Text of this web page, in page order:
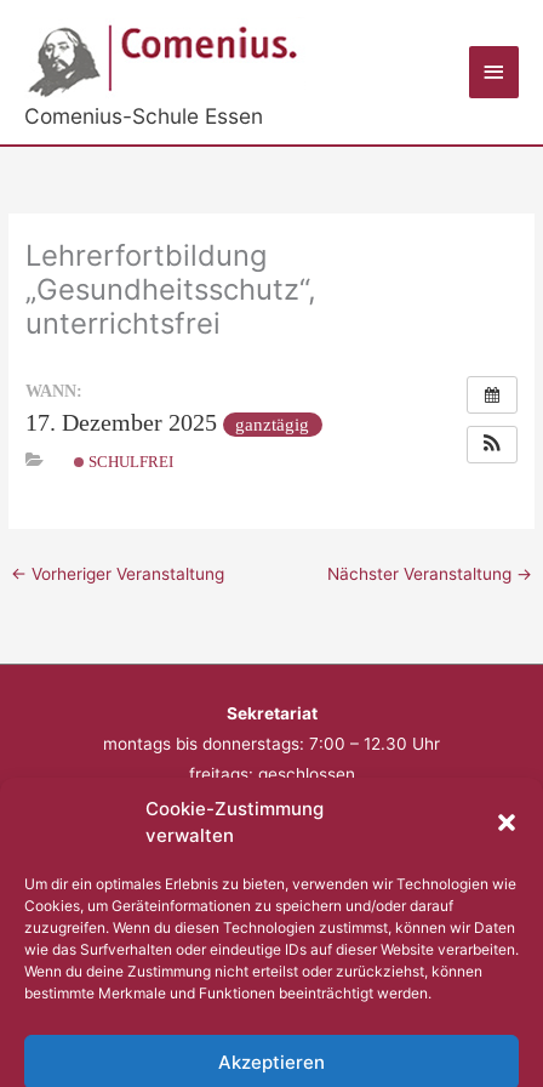
Cookie-Zustimmung
verwalten
Um dir ein optimales Erlebnis zu bieten, verwenden wir Technologien wie
Cookies, um Geräteinformationen zu speichern und/oder darauf
zuzugreifen. Wenn du diesen Technologien zustimmst, können wir Daten
wie das Surfverhalten oder eindeutige IDs auf dieser Website verarbeiten.
Wenn du deine Zustimmung nicht erteilst oder zurückziehst, können
bestimmte Merkmale und Funktionen beeinträchtigt werden.
Akzeptieren
springen
Comenius-Schule Essen
Lehrerfortbildung
„Gesundheitsschutz“,
unterrichtsfrei
WANN:
17. Dezember 2025 ganztägig
SCHULFREI
← Vorheriger Veranstaltung Nächster Veranstaltung →
Sekretariat
montags bis donnerstags: 7:00 – 12.30 Uhr
freitags: geschlossen
Telefon: 0201 – 57 17 430
Bitte nutzen Sie außerhalb der Öffnungszeiten den
Anrufbeantworter.